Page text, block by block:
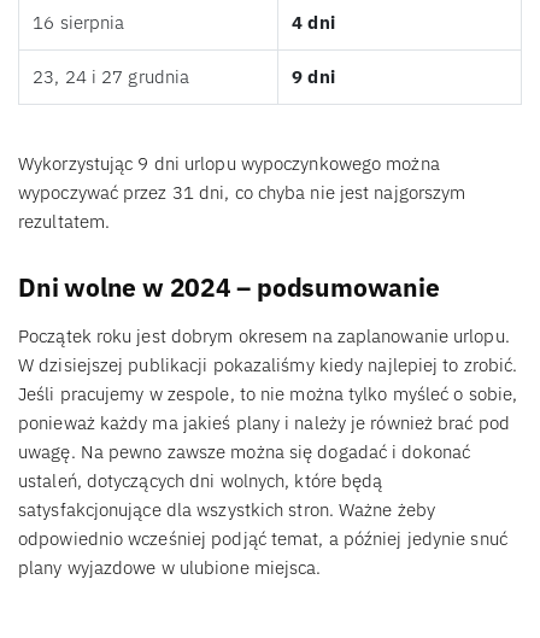
16 sierpnia 4 dni
23, 24 i 27 grudnia 9 dni
Wykorzystując 9 dni urlopu wypoczynkowego można
wypoczywać przez 31 dni, co chyba nie jest najgorszym
rezultatem.
Dni wolne w 2024 – podsumowanie
Początek roku jest dobrym okresem na zaplanowanie urlopu.
W dzisiejszej publikacji pokazaliśmy kiedy najlepiej to zrobić.
Jeśli pracujemy w zespole, to nie można tylko myśleć o sobie,
ponieważ każdy ma jakieś plany i należy je również brać pod
uwagę. Na pewno zawsze można się dogadać i dokonać
ustaleń, dotyczących dni wolnych, które będą
satysfakcjonujące dla wszystkich stron. Ważne żeby
odpowiednio wcześniej podjąć temat, a później jedynie snuć
plany wyjazdowe w ulubione miejsca.